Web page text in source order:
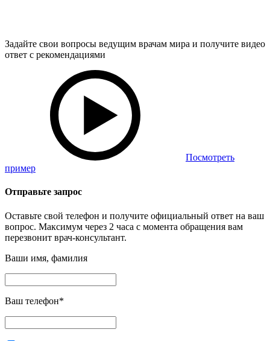
Задайте свои вопросы ведущим врачам мира и получите видео
ответ с рекомендациями
Посмотреть
пример
Отправьте запрос
Оставьте свой телефон и получите официальный ответ на ваш
вопрос. Максимум через 2 часа с момента обращения вам
перезвонит врач-консультант.
Ваши имя, фамилия
Ваш телефон*